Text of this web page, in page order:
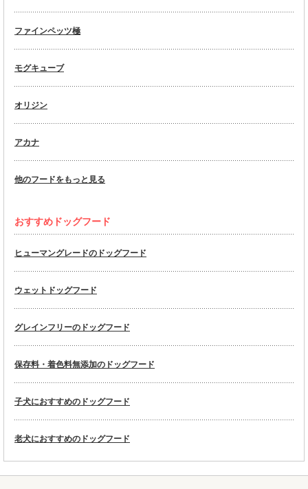
ファインペッツ極
モグキューブ
オリジン
アカナ
他のフードをもっと見る
おすすめドッグフード
ヒューマングレードのドッグフード
ウェットドッグフード
グレインフリーのドッグフード
保存料・着色料無添加のドッグフード
子犬におすすめのドッグフード
老犬におすすめのドッグフード